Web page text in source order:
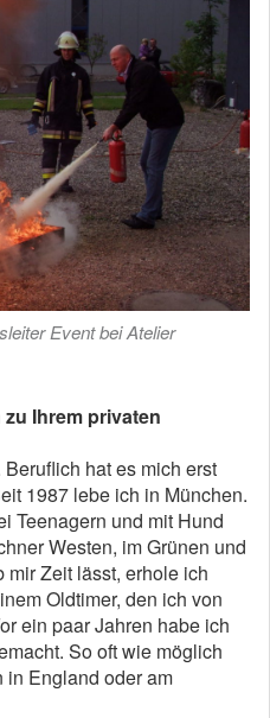
Event bei Atelier
Ihrem privaten
hat es mich erst
1987 lebe ich in München.
Teenagern und mit Hund
Westen, im Grünen und
mir Zeit lässt, erhole ich
Oldtimer, den ich von
ein paar Jahren habe ich
So oft wie möglich
in England oder am